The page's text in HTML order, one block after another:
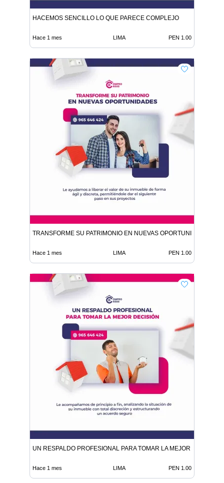
HACEMOS SENCILLO LO QUE PARECE COMPLEJO
Hace 1 mes LIMA PEN 1.00
TRANSFORME SU PATRIMONIO EN NUEVAS OPORTUNIDADES
Hace 1 mes LIMA PEN 1.00
UN RESPALDO PROFESIONAL PARA TOMAR LA MEJOR DECISIÓN
Hace 1 mes LIMA PEN 1.00